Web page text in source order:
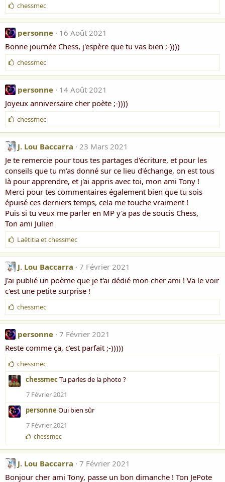
J
'
a
e
chessmec
personne
16 Août 2021
Bonne journée Chess, j'espère que tu vas bien ;-))))
J
'
a
e
chessmec
personne
14 Août 2021
Joyeux anniversaire cher poète ;-))))
J
'
a
e
:
chessmec
J. Lou Baccarra
23 Mars 2021
Je te remercie pour tous tes partages d'écriture, et pour les
conseils que tu m'as donné sur ce lieu d'échange, on est tous
là pour apprendre, et j'ai appris avec toi, mon ami Tony !
Merci pour tes commentaires également bien que tu sois
épuisé ces derniers temps, cela me touche vraiment !
Puis si tu veux me parler en MP y'a pas de soucis Chess,
Ton ami Julien
J
'
a
e
:
Laëtitiaetchessmec
J. Lou Baccarra
7 Février 2021
J'ai publié un poème que je t'ai dédié mon cher ami ! Va le voir
c'est une petite surprise !
J
'
a
e
chessmec
personne 7 Février 2021
Reste comme ça, c'est parfait ;-)))))
J
'
a
e
:
chessmec
chessmec Tu parles de la photo ?
7 Février 2021
personne Oui bien sûr
7 Février 2021
J
'
a
m
e
chessmec
J. Lou Baccarra
7 Février 2021
Bonjour cher ami Tony, passe un bon dimanche ! Ton JePote